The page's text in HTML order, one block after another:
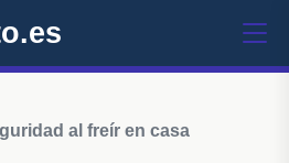
al freír en casa